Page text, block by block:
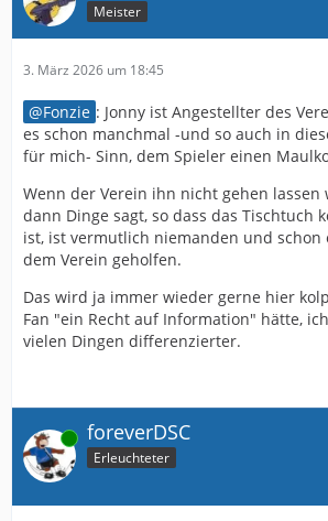
Meister
3. März 2026 um 18:45
Fonzie : Jonny ist Angestellter des
es schon manchmal -und so auch in
für mich- Sinn, dem Spieler einen
Wenn der Verein ihn nicht gehen
dann Dinge sagt, so dass das Tischtuch
ist, ist vermutlich niemanden und
dem Verein geholfen.
Das wird ja immer wieder gerne hier
Fan "ein Recht auf Information" hätte,
vielen Dingen differenzierter.
Online foreverDSC
Erleuchteter